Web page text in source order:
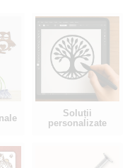
Soluții
personalizate